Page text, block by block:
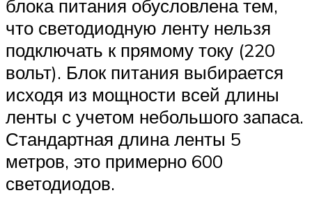
блока питания обусловлена тем,
что светодиодную ленту нельзя
подключать к прямому току (220
вольт). Блок питания выбирается
исходя из мощности всей длины
ленты с учетом небольшого запаса.
Стандартная длина ленты 5
метров, это примерно 600
светодиодов.